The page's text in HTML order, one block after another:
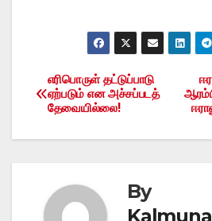
Post
navigation
எரிபொருள் தட்டுப்பாடு
ஏற்படும் என அச்சப்படத்
தேவையில்லை!
By